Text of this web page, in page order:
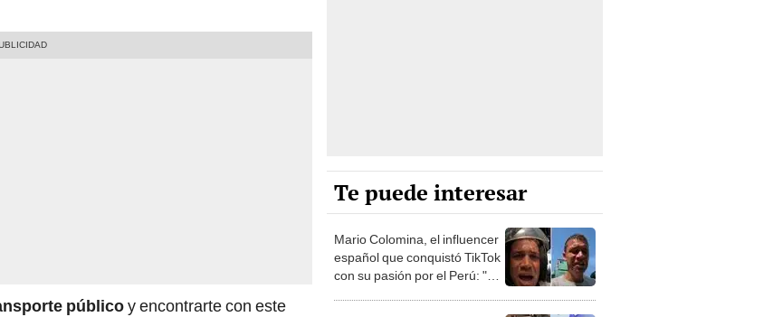
públicoy encontrarte con este
Te puede interesar
Mario Colomina, el influencer
español que conquistó TikTok
con su pasión por el Perú: "Mi